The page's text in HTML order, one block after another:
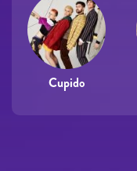
Cupido